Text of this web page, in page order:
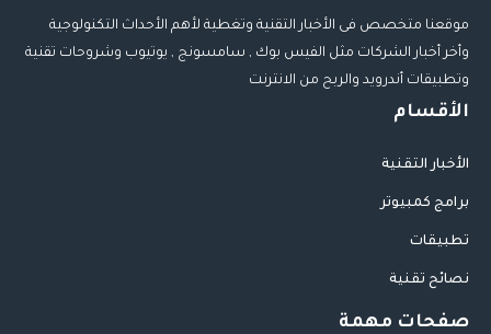
موقعنا متخصص فى الأخبار التقنية وتغطية لأهم الأحداث التكنولوجية
وأخر أخبار الشركات مثل الفيس بوك , سامسونج , يوتيوب وشروحات تقنية
وتطبيقات أندرويد والربح من الانترنت
الأقسام
الأخبار التقنية
برامج كمبيوتر
تطبيقات
نصائح تقنية
صفحات مهمة